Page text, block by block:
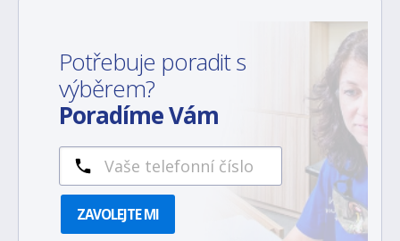
Potřebuje poradit s
výběrem?
Poradíme Vám
ZAVOLEJTE MI